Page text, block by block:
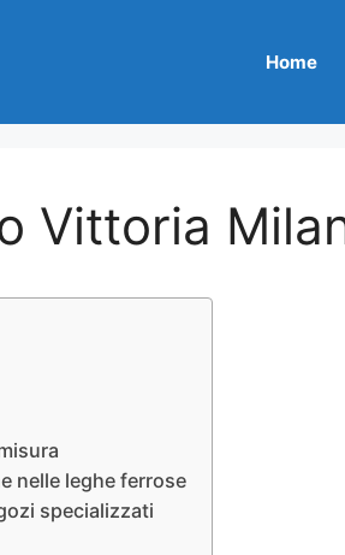
Home
Vittoria
nelle leghe ferrose
specializzati